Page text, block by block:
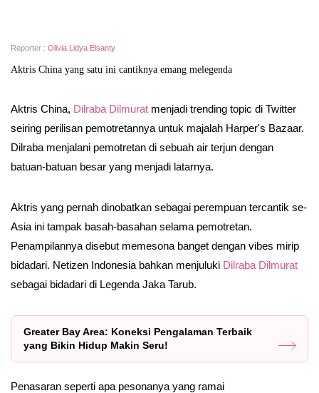
Reporter : Olivia Lidya Elsanty
Aktris China yang satu ini cantiknya emang melegenda
Aktris China, Dilraba Dilmurat menjadi trending topic di Twitter
seiring perilisan pemotretannya untuk majalah Harper's Bazaar.
Dilraba menjalani pemotretan di sebuah air terjun dengan
batuan-batuan besar yang menjadi latarnya.
Aktris yang pernah dinobatkan sebagai perempuan tercantik se-
Asia ini tampak basah-basahan selama pemotretan.
Penampilannya disebut memesona banget dengan vibes mirip
bidadari. Netizen Indonesia bahkan menjuluki Dilraba Dilmurat
sebagai bidadari di Legenda Jaka Tarub.
Greater Bay Area: Koneksi Pengalaman Terbaik
yang Bikin Hidup Makin Seru!
Penasaran seperti apa pesonanya yang ramai